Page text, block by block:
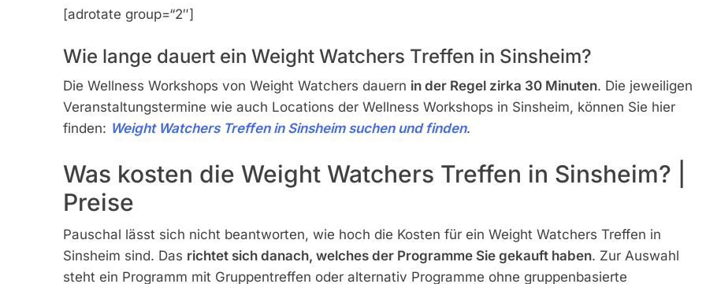
[adrotate group=“2″]
Wie lange dauert ein Weight Watchers Treffen in Sinsheim?
Die Wellness Workshops von Weight Watchers dauern in der Regel zirka 30 Minuten. Die jeweiligen
Veranstaltungstermine wie auch Locations der Wellness Workshops in Sinsheim, können Sie hier
finden: Weight Watchers Treffen in Sinsheim suchen und finden.
Was kosten die Weight Watchers Treffen in Sinsheim? |
Preise
Pauschal lässt sich nicht beantworten, wie hoch die Kosten für ein Weight Watchers Treffen in
Sinsheim sind. Das richtet sich danach, welches der Programme Sie gekauft haben. Zur Auswahl
steht ein Programm mit Gruppentreffen oder alternativ Programme ohne gruppenbasierte